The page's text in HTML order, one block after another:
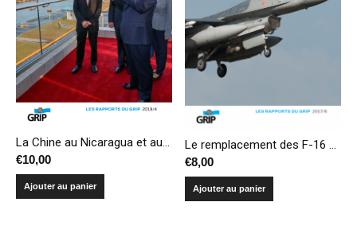
La Chine au Nicaragua et au Panama : une nouvelle branche des routes de la soie en Amérique centrale ?
€10,00
Ajouter au panier
Le remplacement des F-16 belges : processus et enjeux
€8,00
Ajouter au panier